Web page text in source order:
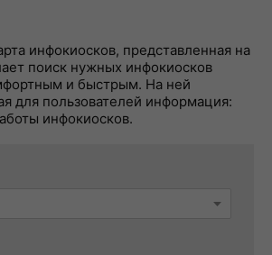
инфокиосков, представленная на
поиск нужных инфокиосков
и быстрым. На ней
для пользователей информация:
инфокиосков.